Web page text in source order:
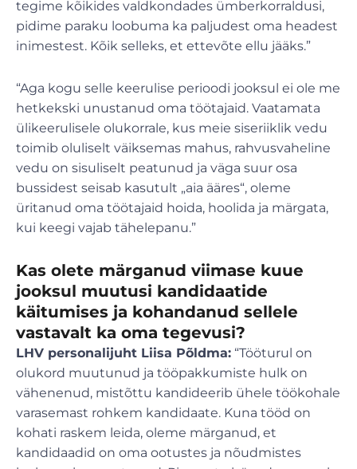
tegime kõikides valdkondades ümberkorraldusi,
pidime paraku loobuma ka paljudest oma headest
inimestest. Kõik selleks, et ettevõte ellu jääks.”
“Aga kogu selle keerulise perioodi jooksul ei ole me
hetkekski unustanud oma töötajaid. Vaatamata
ülikeerulisele olukorrale, kus meie siseriiklik vedu
toimib oluliselt väiksemas mahus, rahvusvaheline
vedu on sisuliselt peatunud ja väga suur osa
bussidest seisab kasutult „aia ääres“, oleme
üritanud oma töötajaid hoida, hoolida ja märgata,
kui keegi vajab tähelepanu.”
Kas olete märganud viimase kuue
jooksul muutusi kandidaatide
käitumises ja kohandanud sellele
vastavalt ka oma tegevusi?
LHV personalijuht Liisa Põldma: “Tööturul on
olukord muutunud ja tööpakkumiste hulk on
vähenenud, mistõttu kandideerib ühele töökohale
varasemast rohkem kandidaate. Kuna tööd on
kohati raskem leida, oleme märganud, et
kandidaadid on oma ootustes ja nõudmistes